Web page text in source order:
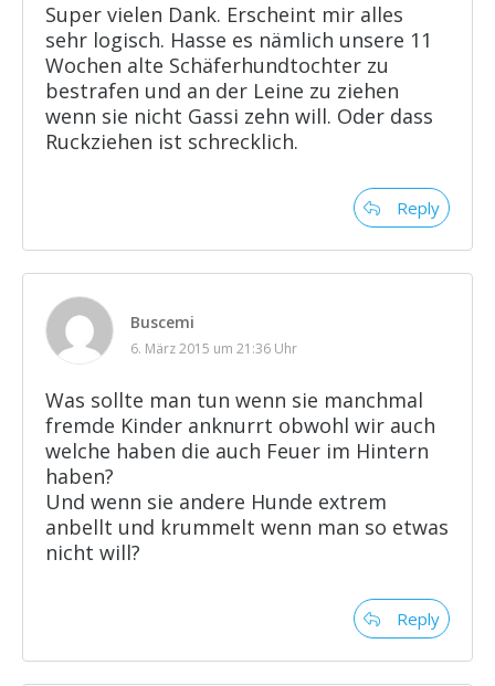
Super vielen Dank. Erscheint mir alles
sehr logisch. Hasse es nämlich unsere 11
Wochen alte Schäferhundtochter zu
bestrafen und an der Leine zu ziehen
wenn sie nicht Gassi zehn will. Oder dass
Ruckziehen ist schrecklich.
Reply
Buscemi
6. März 2015 um 21:36 Uhr
Was sollte man tun wenn sie manchmal
fremde Kinder anknurrt obwohl wir auch
welche haben die auch Feuer im Hintern
haben?
Und wenn sie andere Hunde extrem
anbellt und krummelt wenn man so etwas
nicht will?
Reply